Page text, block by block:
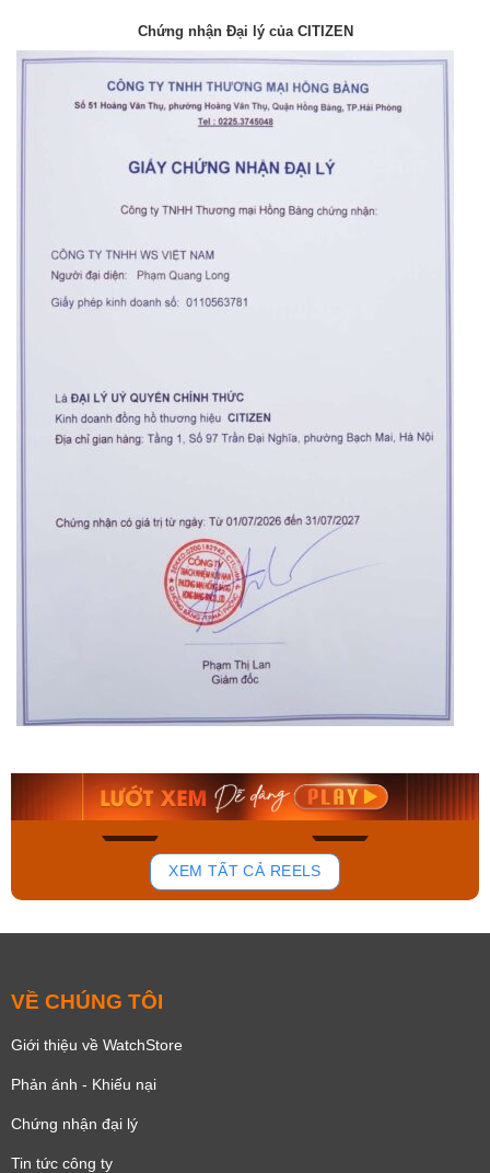
Chứng nhận Đại lý của CITIZEN
132
Orient Nam RA-
Mua ngay
Casio Nam MTS-
Mua ngay
XEM TẤT CẢ REELS
VỀ CHÚNG TÔI
Giới thiệu về WatchStore
Phản ánh - Khiếu nại
Chứng nhận đại lý
Tin tức công ty